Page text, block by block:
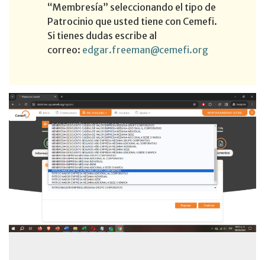
“Membresía” seleccionando el tipo de
Patrocinio que usted tiene con Cemefi.
Si tienes dudas escribe al
correo: edgar.freeman@cemefi.org